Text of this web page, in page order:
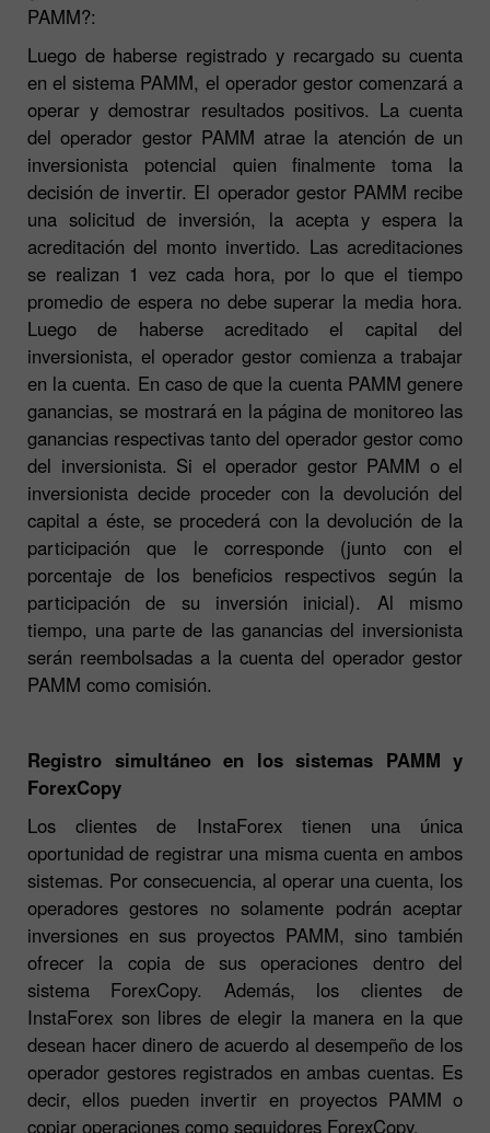
PAMM?:
Luego de haberse registrado y recargado su cuenta
en el sistema PAMM, el operador gestor comenzará a
operar y demostrar resultados positivos. La cuenta
del operador gestor PAMM atrae la atención de un
inversionista potencial quien finalmente toma la
decisión de invertir. El operador gestor PAMM recibe
una solicitud de inversión, la acepta y espera la
acreditación del monto invertido. Las acreditaciones
se realizan 1 vez cada hora, por lo que el tiempo
promedio de espera no debe superar la media hora.
Luego de haberse acreditado el capital del
inversionista, el operador gestor comienza a trabajar
en la cuenta. En caso de que la cuenta PAMM genere
ganancias, se mostrará en la página de monitoreo las
ganancias respectivas tanto del operador gestor como
del inversionista. Si el operador gestor PAMM o el
inversionista decide proceder con la devolución del
capital a éste, se procederá con la devolución de la
participación que le corresponde (junto con el
porcentaje de los beneficios respectivos según la
participación de su inversión inicial). Al mismo
tiempo, una parte de las ganancias del inversionista
serán reembolsadas a la cuenta del operador gestor
PAMM como comisión.
Registro simultáneo en los sistemas PAMM y
ForexCopy
Los clientes de InstaForex tienen una única
oportunidad de registrar una misma cuenta en ambos
sistemas. Por consecuencia, al operar una cuenta, los
operadores gestores no solamente podrán aceptar
inversiones en sus proyectos PAMM, sino también
ofrecer la copia de sus operaciones dentro del
sistema ForexCopy. Además, los clientes de
InstaForex son libres de elegir la manera en la que
desean hacer dinero de acuerdo al desempeño de los
operador gestores registrados en ambas cuentas. Es
decir, ellos pueden invertir en proyectos PAMM o
copiar operaciones como seguidores ForexCopy.